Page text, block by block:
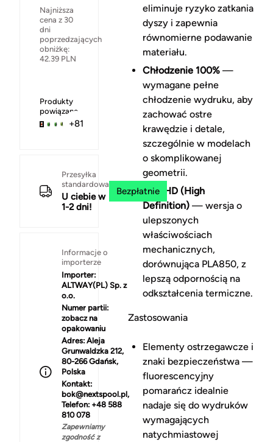
Najniższa
cena z 30
dni
poprzedzających
obniżkę:
42.39 PLN
Produkty
powiązane
+81
Przesyłka
standardowa
U ciebie w
1-2 dni!
Bezpłatnie
Informacje o
importerze
Importer:
ALTWAY(PL) Sp. z
o.o.
Numer partii:
zobacz na
opakowaniu
Adres: Aleja
Grunwaldzka 212,
80-266 Gdańsk,
Polska
Kontakt:
bok@nextspool.pl,
Telefon: +48 588
810 078
Zapewniamy
zgodność z
eliminuje ryzyko zatkania
dyszy i zapewnia
równomierne podawanie
materiału.
Chłodzenie 100%—
wymagane pełne
chłodzenie wydruku, aby
zachować ostre
krawędzie i detale,
szczególnie w modelach
o skomplikowanej
geometrii.
PLA-HD (High
Definition)— wersja o
ulepszonych
właściwościach
mechanicznych,
dorównująca PLA850, z
lepszą odpornością na
odkształcenia termiczne.
Zastosowania
Elementy ostrzegawcze i
znaki bezpieczeństwa —
fluorescencyjny
pomarańcz idealnie
nadaje się do wydruków
wymagających
natychmiastowej